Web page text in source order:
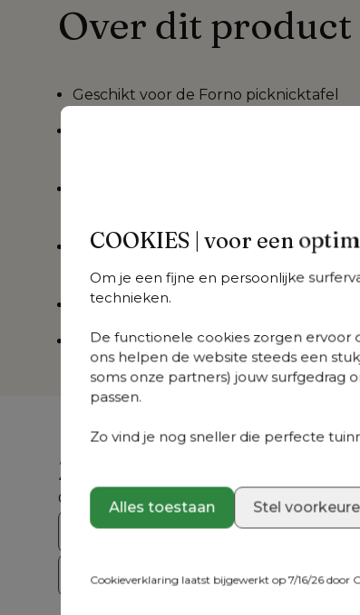
COOKIES | voor een
Om je een fijne en persoonlijke
technieken.
De functionele cookies zorgen ervoor
ons helpen de website steeds een
soms onze partners) jouw surfgedrag
passen.
Zo vind je nog sneller die perfecte
Alles toestaan Stel
Cookieverklaring laatst bijgewerkt op 7/16/26 door
Over dit product
Geschikt voor de Forno picknicktafel
De quick dry foam zorgt er voor dat
schimmelwerend is
Kussen is voorzien van een
5 jaar garantie
Zoek je iets anders?
Ontdek ons volledig aanbod
Bristol Collecties
Loungesets
Crazy Deals